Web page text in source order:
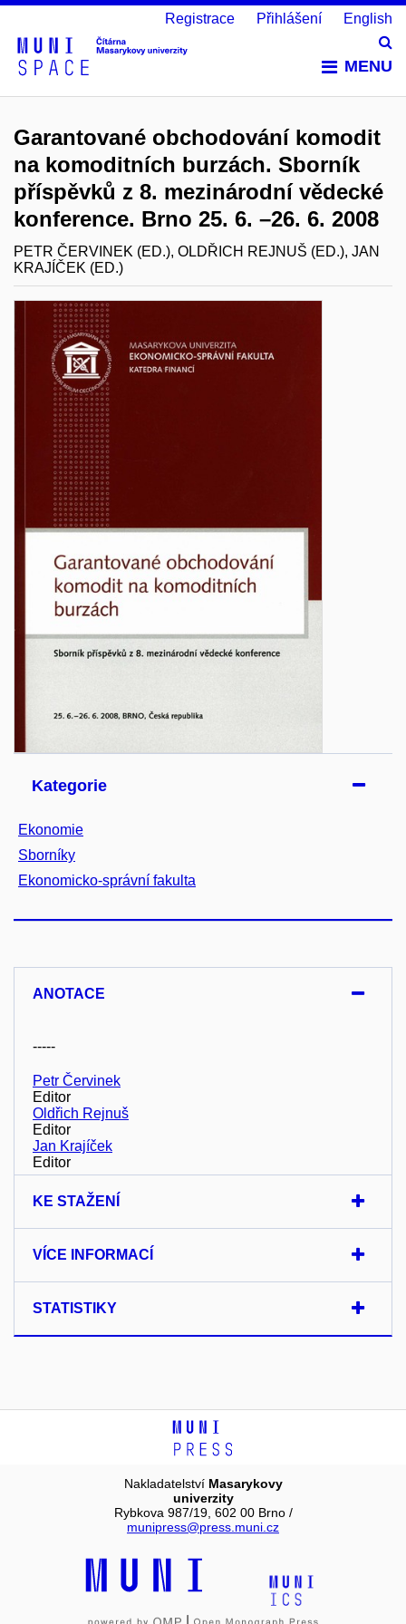
MENU
Registrace Přihlášení English
Garantované obchodování komodit
na komoditních burzách. Sborník
příspěvků z 8. mezinárodní vědecké
konference. Brno 25. 6. –26. 6. 2008
PETR ČERVINEK (ED.), OLDŘICH REJNUŠ (ED.), JAN
KRAJÍČEK (ED.)
Kategorie
Ekonomie
Sborníky
Ekonomicko-správní fakulta
ANOTACE
-----
Petr Červinek
Editor
Oldřich Rejnuš
Editor
Jan Krajíček
Editor
KE STAŽENÍ
VÍCE INFORMACÍ
STATISTIKY
Nakladatelství Masarykovy
univerzity
Rybkova 987/19, 602 00 Brno /
munipress@press.muni.cz